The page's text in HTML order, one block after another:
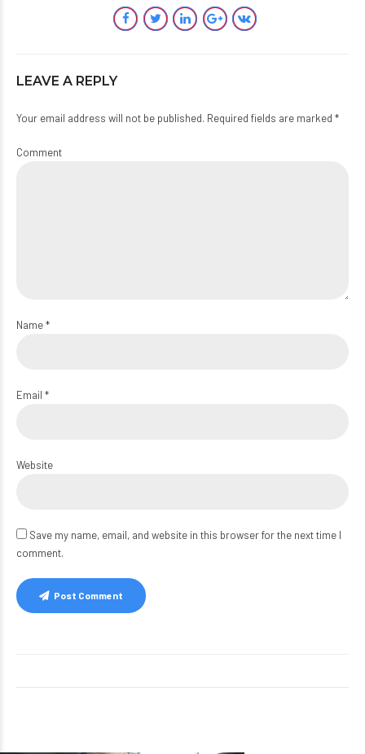
LEAVE A REPLY
Your email address will not be published. Required fields are marked *
Comment
Name *
Email *
Website
Save my name, email, and website in this browser for the next time I
comment.
Post Comment